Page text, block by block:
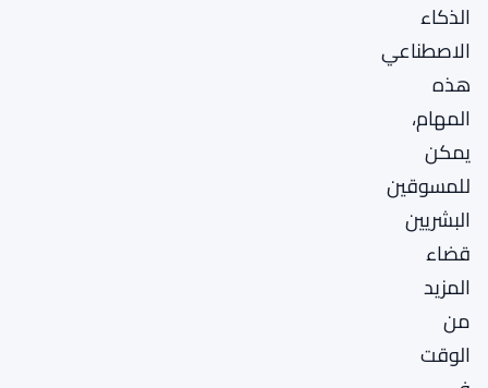
الذكاء
الاصطناعي
هذه
المهام،
يمكن
للمسوقين
البشريين
قضاء
المزيد
من
الوقت